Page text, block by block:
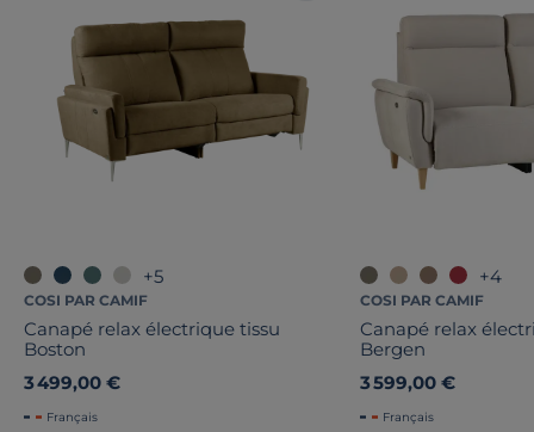
+5
COSI PAR CAMIF
Canapé relax électrique tissu
Boston
3 499,00 €
Français
+4
COSI PAR CAMIF
Canapé relax
Bergen
3 599,00 €
Français